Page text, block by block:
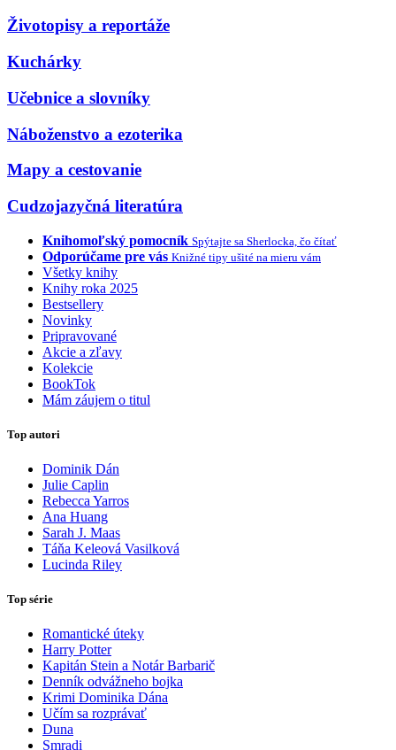
Životopisy a reportáže
Kuchárky
Učebnice a slovníky
Náboženstvo a ezoterika
Mapy a cestovanie
Cudzojazyčná literatúra
Knihomoľský pomocník Spýtajte sa Sherlocka, čo čítať
Odporúčame pre vás Knižné tipy ušité na mieru vám
Všetky knihy
Knihy roka 2025
Bestsellery
Novinky
Pripravované
Akcie a zľavy
Kolekcie
BookTok
Mám záujem o titul
Top autori
Dominik Dán
Julie Caplin
Rebecca Yarros
Ana Huang
Sarah J. Maas
Táňa Keleová Vasilková
Lucinda Riley
Top série
Romantické úteky
Harry Potter
Kapitán Stein a Notár Barbarič
Denník odvážneho bojka
Krimi Dominika Dána
Učím sa rozprávať
Duna
Smradi